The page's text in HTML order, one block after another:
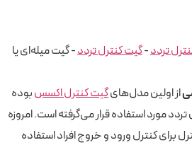
تردد-گیت کنترل تردد-گیت میله‌ای یا
از اولین مدل‌هایگیت کنترل اکسسبوده
مورد استفاده قرار می‌گرفته است. امروزه
برای کنترل ورود و خروج افراد استفاده